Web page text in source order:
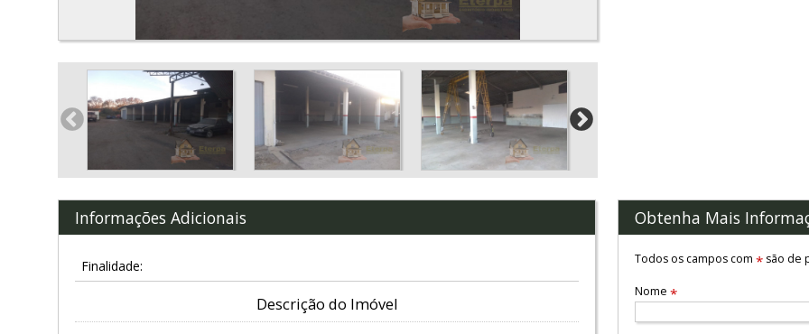
Informações Adicionais
Finalidade:
Descrição do Imóvel
Obtenha Mais
Todos os campos com *são de
Nome *